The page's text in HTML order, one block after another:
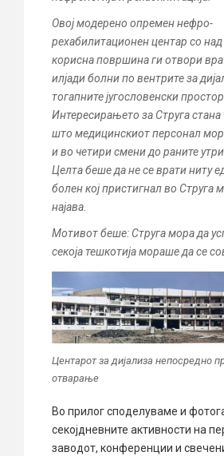
Овој модерено опремен нефро-
рехабилитационен центар со
корисна површина ги отвори
илјади болни по вентрите за
тогапните југословенски
Интересирањето за Струга стана
што медицинскиот персонал
и во четири смени до раните
Целта беше да не се врати ниту
болен кој пристигнал во Струга
најава.
Мотивот беше: Струга мора да
секоја тешкотија мораше да се
Центарот за дијализа непосредно
отварање
Во прилог споделуваме и
секојдневните активности на
заводот, конференции и